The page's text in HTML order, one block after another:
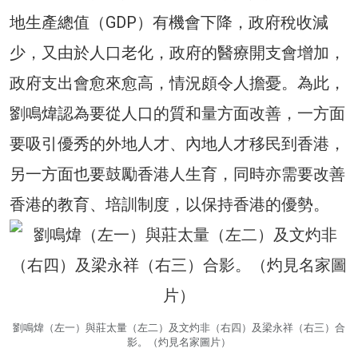
地生產總值（GDP）有機會下降，政府稅收減
少，又由於人口老化，政府的醫療開支會增加，
政府支出會愈來愈高，情況頗令人擔憂。為此，
劉鳴煒認為要從人口的質和量方面改善，一方面
要吸引優秀的外地人才、內地人才移民到香港，
另一方面也要鼓勵香港人生育，同時亦需要改善
香港的教育、培訓制度，以保持香港的優勢。
劉鳴煒（左一）與莊太量（左二）及文灼非（右四）及梁永祥（右三）合
影。（灼見名家圖片）